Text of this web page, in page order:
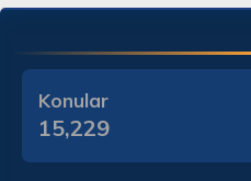
Konular
15,229